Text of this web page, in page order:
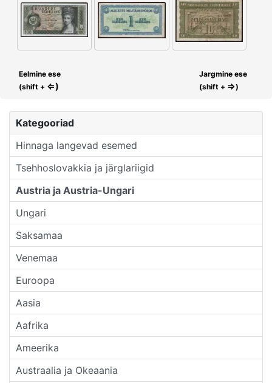
Kategooriad
Hinnaga langevad esemed
Tsehhoslovakkia ja järglariigid
Austria ja Austria-Ungari
Ungari
Saksamaa
Venemaa
Euroopa
Aasia
Aafrika
Ameerika
Austraalia ja Okeaania
Eelmine ese
(shift + ⇐)
Jargmine ese
(shift + ⇒)